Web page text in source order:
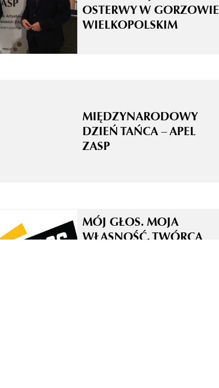
OSTERWY W GORZOWIE
WIELKOPOLSKIM
MIĘDZYNARODOWY
DZIEŃ TAŃCA – APEL
ZASP
MÓJ GŁOS. MOJA
WŁASNOŚĆ. TWÓRCA